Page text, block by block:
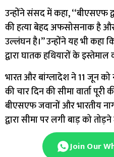
उन्होंने संसद में कहा, ‘‘बीएसएफ
की हत्या बेहद अफसोसनाक है और
उल्लंघन है।’’ उन्होंने यह भी कहा
द्वारा घातक हथियारों के
भारत और बांग्लादेश ने 11 जून को
की चार दिन की सीमा वार्ता पूरी
बीएसएफ जवानों और भारतीय
द्वारा सीमा पर लगी बाड़ को
Join Our